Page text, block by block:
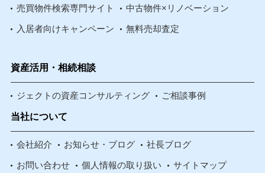
売買物件検索専門サイト 中古物件×リノベーション
入居者向けキャンペーン 無料売却査定
資産活用・相続相談
ジェクトの資産コンサルティング ご相談事例
当社について
会社紹介 お知らせ・ブログ 社長ブログ
お問い合わせ 個人情報の取り扱い サイトマップ